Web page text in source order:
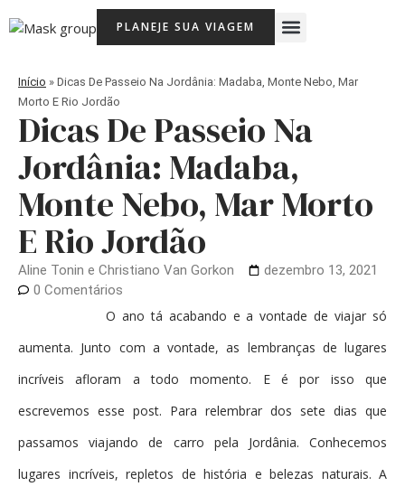
para
PLANEJE SUA VIAGEM Menu
Início » Dicas De Passeio Na Jordânia: Madaba, Monte Nebo, Mar
Morto E Rio Jordão
Dicas De Passeio Na
Jordânia: Madaba,
Monte Nebo, Mar Morto
E Rio Jordão
Aline Tonin e Christiano Van Gorkon
dezembro 13, 2021
0 Comentários
O ano tá acabando e a vontade de viajar só
aumenta. Junto com a vontade, as lembranças de lugares
incríveis afloram a todo momento. E é por isso que
escrevemos esse post. Para relembrar dos sete dias que
passamos viajando de carro pela Jordânia. Conhecemos
lugares incríveis, repletos de história e belezas naturais. A